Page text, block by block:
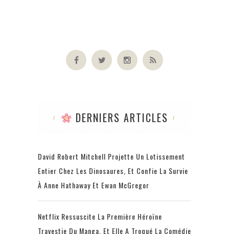
DERNIERS ARTICLES
David Robert Mitchell Projette Un Lotissement
Entier Chez Les Dinosaures, Et Confie La Survie
À Anne Hathaway Et Ewan McGregor
Netflix Ressuscite La Première Héroïne
Travestie Du Manga, Et Elle A Troqué La Comédie